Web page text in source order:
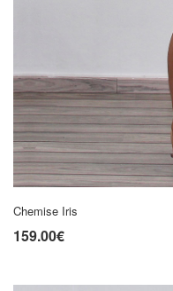
Chemise Iris
159.00€